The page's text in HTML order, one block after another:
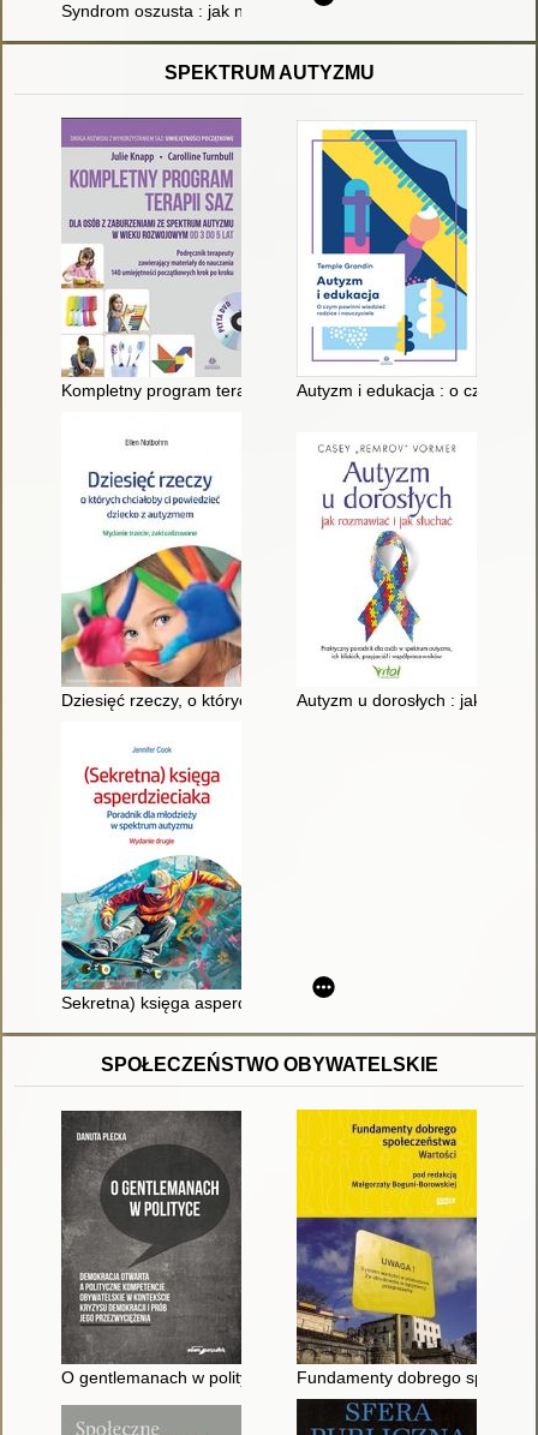
Syndrom oszusta : jak nie podkopywać wiary we własne
SPEKTRUM AUTYZMU
Kompletny program terapii SAZ dla osób z zaburzeniami ze
Autyzm i edukacja : o czym
Dziesięć rzeczy, o których chciałoby ci powiedzieć dziecko z
Autyzm u dorosłych : jak
Sekretna) księga asperdzieciaka : poradnik dla młodzieży w
SPOŁECZEŃSTWO OBYWATELSKIE
O gentlemanach w polityce : demokracja otwarta a
Fundamenty dobrego